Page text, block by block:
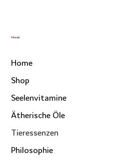
Menü
Home
Shop
Seelenvitamine
Ätherische Öle
Tieressenzen
Philosophie